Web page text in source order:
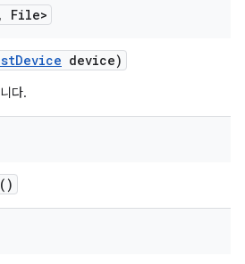
, File>
Device device)
다.
()